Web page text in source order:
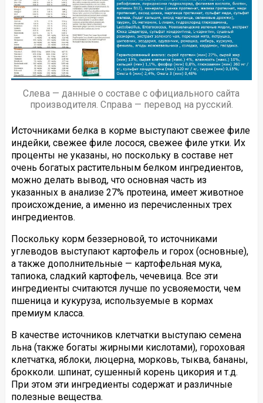
Слева — данные о составе с официального сайта
производителя. Справа — перевод на русский.
Источниками белка в корме выступают свежее филе
индейки, свежее филе лосося, свежее филе утки. Их
проценты не указаны, но поскольку в составе нет
очень богатых растительным белком ингредиентов,
можно делать вывод, что основная часть из
указанных в анализе 27% протеина, имеет животное
происхождение, а именно из перечисленных трех
ингредиентов.
Поскольку корм беззерновой, то источниками
углеводов выступают картофель и горох (основные),
а также дополнительные — картофельная мука,
тапиока, сладкий картофель, чечевица. Все эти
ингредиенты считаются лучше по усвояемости, чем
пшеница и кукуруза, используемые в кормах
премиум класса.
В качестве источников клетчатки выступаю семена
льна (также богаты жирными кислотами), гороховая
клетчатка, яблоки, люцерна, морковь, тыква, бананы,
брокколи. шпинат, сушенный корень цикория и т.д.
При этом эти ингредиенты содержат и различные
полезные вещества.